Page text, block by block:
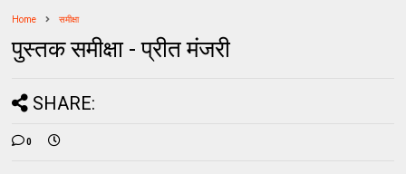
Home समीक्षा
पुस्तक समीक्षा - प्रीत मंजरी
SHARE:
0